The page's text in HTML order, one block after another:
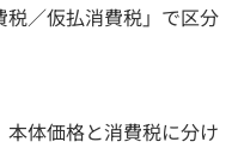
／仮払消費税」で区分
体価格と消費税に分け